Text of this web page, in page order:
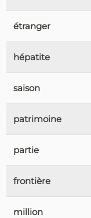
étranger
hépatite
saison
patrimoine
partie
frontière
million